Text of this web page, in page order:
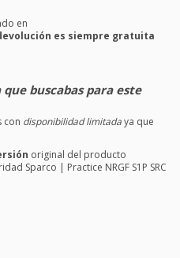
en
es siempre gratuita
buscabas para este
con disponibilidad limitadaya que
original del producto
Sparco | Practice NRGF S1P SRC